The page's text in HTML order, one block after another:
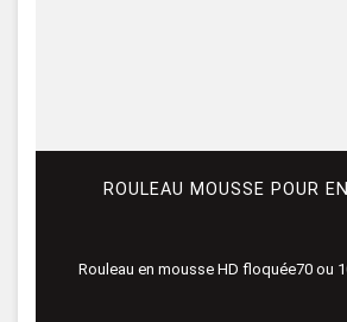
ROULEAU MOUSSE POUR
Rouleau en mousse HD floquée70 ou